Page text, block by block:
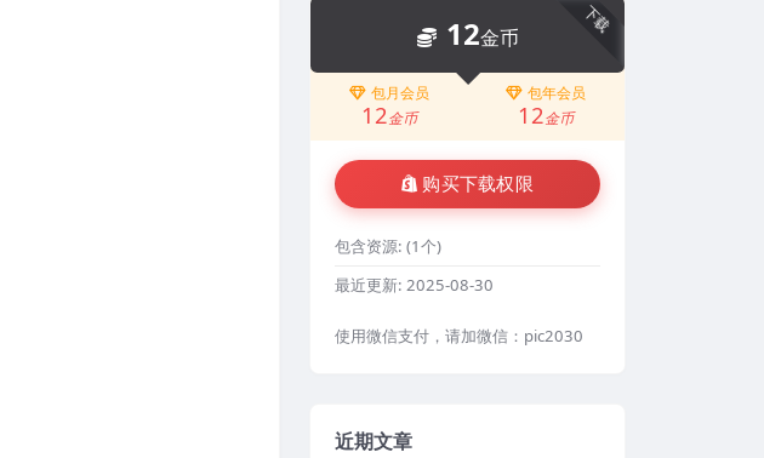
下载
12金币
包月会员
12金币
包年会员
12金币
购买下载权限
包含资源: (1个)
最近更新: 2025-08-30
使用微信支付，请加微信：pic2030
近期文章